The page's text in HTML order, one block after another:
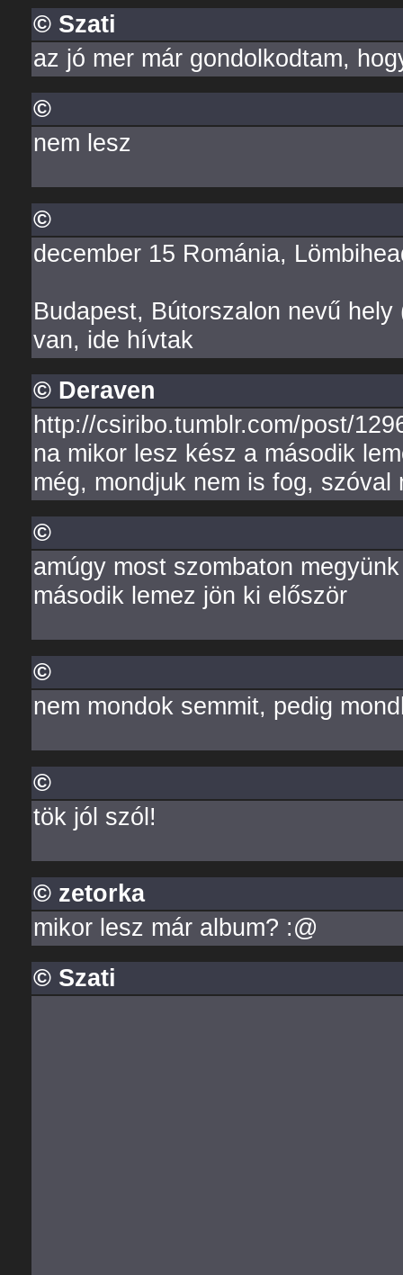
© Szati
az jó mer már gondolkodtam,
©
nem lesz
©
december 15 Románia,
Budapest, Bútorszalon nevű
van, ide hívtak
© Deraven
http://csiribo.tumblr.com/post/
na mikor lesz kész a második
még, mondjuk nem is fog, szóval
©
amúgy most szombaton
második lemez jön ki először
©
nem mondok semmit, pedig
©
tök jól szól!
© zetorka
mikor lesz már album? :@
© Szati